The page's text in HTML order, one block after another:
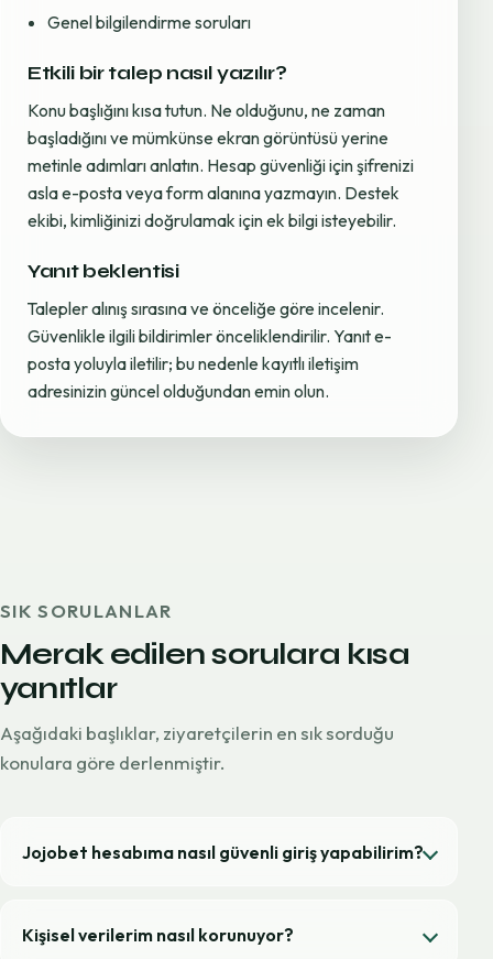
Genel bilgilendirme soruları
Etkili bir talep nasıl yazılır?
Konu başlığını kısa tutun. Ne olduğunu, ne zaman
başladığını ve mümkünse ekran görüntüsü yerine
metinle adımları anlatın. Hesap güvenliği için şifrenizi
asla e-posta veya form alanına yazmayın. Destek
ekibi, kimliğinizi doğrulamak için ek bilgi isteyebilir.
Yanıt beklentisi
Talepler alınış sırasına ve önceliğe göre incelenir.
Güvenlikle ilgili bildirimler önceliklendirilir. Yanıt e-
posta yoluyla iletilir; bu nedenle kayıtlı iletişim
adresinizin güncel olduğundan emin olun.
SIK SORULANLAR
Merak edilen sorulara kısa
yanıtlar
Aşağıdaki başlıklar, ziyaretçilerin en sık sorduğu
konulara göre derlenmiştir.
Jojobet hesabıma nasıl güvenli giriş yapabilirim?
Kişisel verilerim nasıl korunuyor?